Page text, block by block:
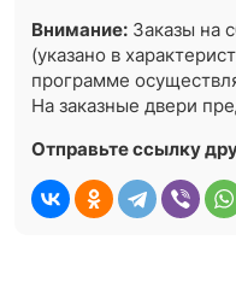
Внимание: Заказы на
(указано в
программе
На заказные двери
Отправьте ссылку